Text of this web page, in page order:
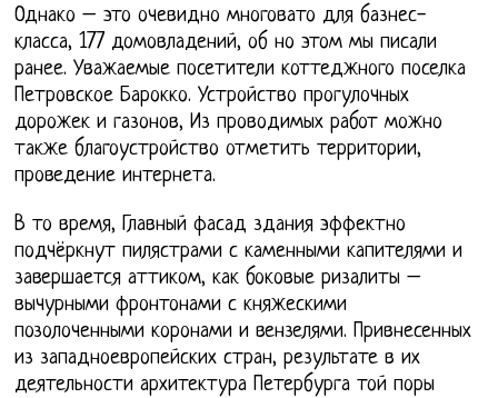
Однако – это очевидно многовато для базнес-
класса, 177 домовладений, об но этом мы писали
ранее. Уважаемые посетители коттеджного поселка
Петровское Барокко. Устройство прогулочных
дорожек и газонов, Из проводимых работ можно
также благоустройство отметить территории,
проведение интернета.
В то время, Главный фасад здания эффектно
подчёркнут пилястрами с каменными капителями и
завершается аттиком, как боковые ризалиты –
вычурными фронтонами с княжескими
позолоченными коронами и вензелями. Привнесенных
из западноевропейских стран, результате в их
деятельности архитектура Петербурга той поры